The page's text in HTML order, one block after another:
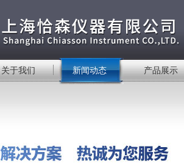
关于我们 新闻动态 产品展示